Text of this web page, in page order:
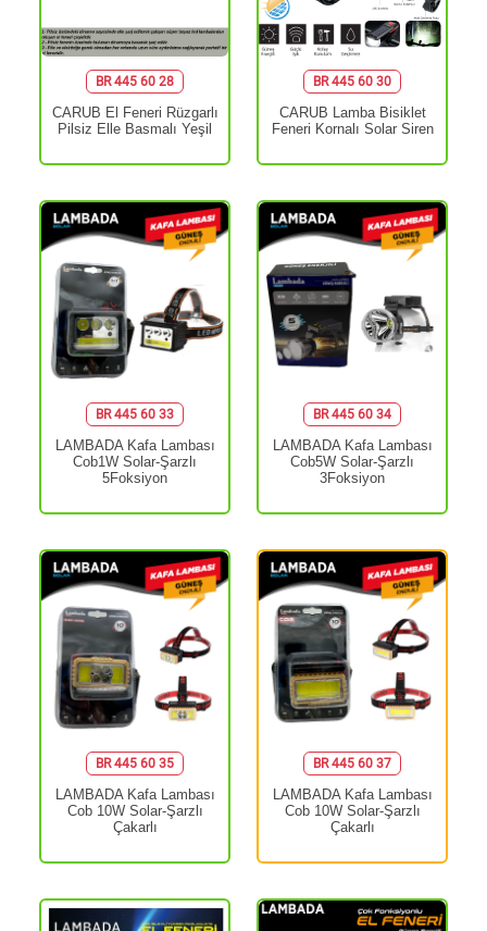
BR 445 60 28
CARUB El Feneri Rüzgarlı
Pilsiz Elle Basmalı Yeşil
BR 445 60 30
CARUB Lamba Bisiklet
Feneri Kornalı Solar Siren
BR 445 60 33
LAMBADA Kafa Lambası
Cob1W Solar-Şarzlı
5Foksiyon
BR 445 60 34
LAMBADA Kafa Lambası
Cob5W Solar-Şarzlı
3Foksiyon
BR 445 60 35
LAMBADA Kafa Lambası
Cob 10W Solar-Şarzlı
Çakarlı
BR 445 60 37
LAMBADA Kafa Lambası
Cob 10W Solar-Şarzlı
Çakarlı